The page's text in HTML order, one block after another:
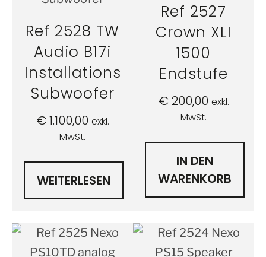
Ref 2528 TW
Audio B17i
Installations
Subwoofer
€1.100,00 exkl.
MwSt.
WEITERLESEN
Ref 2527
Crown XLI
1500
Endstufe
€200,00 exkl.
MwSt.
IN DEN
WARENKORB